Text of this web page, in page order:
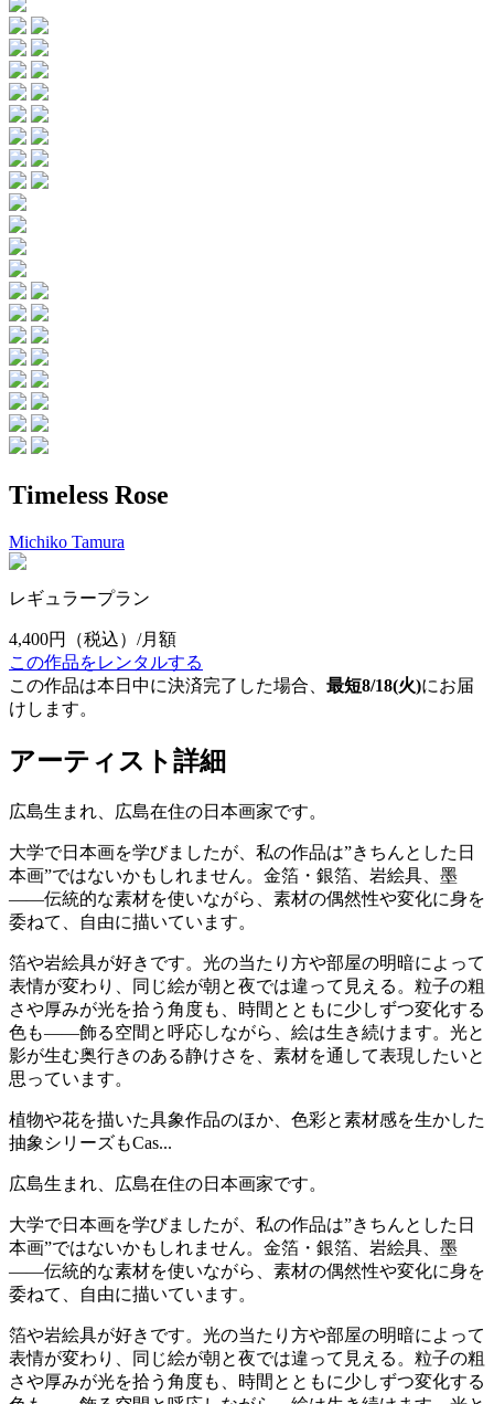
Timeless Rose
Michiko Tamura
レギュラープラン
4,400円
（税込）/月額
この作品をレンタルする
この作品は本日中に決済完了した場合、 最短8/18(火)にお届
けします。
アーティスト詳細
広島生まれ、広島在住の日本画家です。
大学で日本画を学びましたが、私の作品は”きちんとした日
本画”ではないかもしれません。金箔・銀箔、岩絵具、墨
——伝統的な素材を使いながら、素材の偶然性や変化に身を
委ねて、自由に描いています。
箔や岩絵具が好きです。光の当たり方や部屋の明暗によって
表情が変わり、同じ絵が朝と夜では違って見える。粒子の粗
さや厚みが光を拾う角度も、時間とともに少しずつ変化する
色も——飾る空間と呼応しながら、絵は生き続けます。光と
影が生む奥行きのある静けさを、素材を通して表現したいと
思っています。
植物や花を描いた具象作品のほか、色彩と素材感を生かした
抽象シリーズもCas...
広島生まれ、広島在住の日本画家です。
大学で日本画を学びましたが、私の作品は”きちんとした日
本画”ではないかもしれません。金箔・銀箔、岩絵具、墨
——伝統的な素材を使いながら、素材の偶然性や変化に身を
委ねて、自由に描いています。
箔や岩絵具が好きです。光の当たり方や部屋の明暗によって
表情が変わり、同じ絵が朝と夜では違って見える。粒子の粗
さや厚みが光を拾う角度も、時間とともに少しずつ変化する